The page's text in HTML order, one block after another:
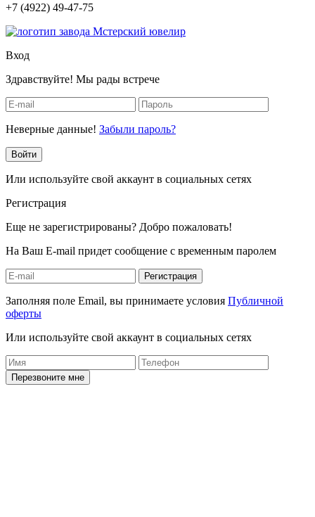
+7 (4922) 49-47-75
Вход
Здравствуйте! Мы рады встрече
Неверные данные! Забыли пароль?
Войти
Или используйте свой аккаунт в социальных сетях
Регистрация
Еще не зарегистрированы? Добро пожаловать!
На Ваш E-mail придет сообщение с временным паролем
Регистрация
Заполняя поле Email, вы принимаете условия Публичной
оферты
Или используйте свой аккаунт в социальных сетях